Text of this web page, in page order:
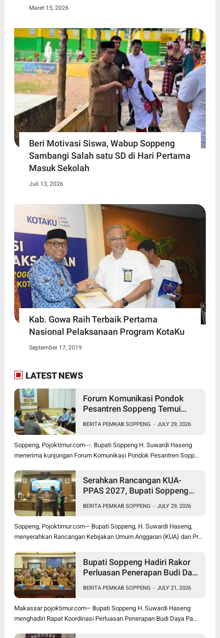
Maret 15, 2026
Beri Motivasi Siswa, Wabup Soppeng
Sambangi Salah satu SD di Hari Pertama
Masuk Sekolah
Juli 13, 2026
Kab. Gowa Raih Terbaik Pertama
Nasional Pelaksanaan Program KotaKu
September 17, 2019
LATEST NEWS
Forum Komunikasi Pondok
Pesantren Soppeng Temui
BERITA PEMKAB SOPPENG - JULY 29, 2026
Soppeng, Pojoktimur.com---. Bupati Soppeng H. Suwardi Haseng
menerima kunjungan Forum Komunikasi Pondok Pesantren Sopp...
Serahkan Rancangan KUA-
PPAS 2027, Bupati Soppeng
Tengah Tekanan Fiskal
BERITA PEMKAB SOPPENG - JULY 29, 2026
Soppeng, Pojoktimur.com— Bupati Soppeng, H. Suwardi Haseng,
menyerahkan Rancangan Kebijakan Umum Anggaran (KUA) dan Pr...
Bupati Soppeng Hadiri Rakor
Perluasan Penerapan Budi Daya
BERITA PEMKAB SOPPENG - JULY 21, 2026
Makassar pojoktimur.com– Bupati Soppeng H. Suwardi Haseng
menghadiri Rapat Koordinasi Perluasan Penerapan Budi Daya Pa...